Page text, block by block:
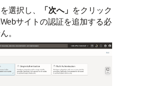
を選択し、 「次へ」 をクリック
サイトの認証を追加する必
。